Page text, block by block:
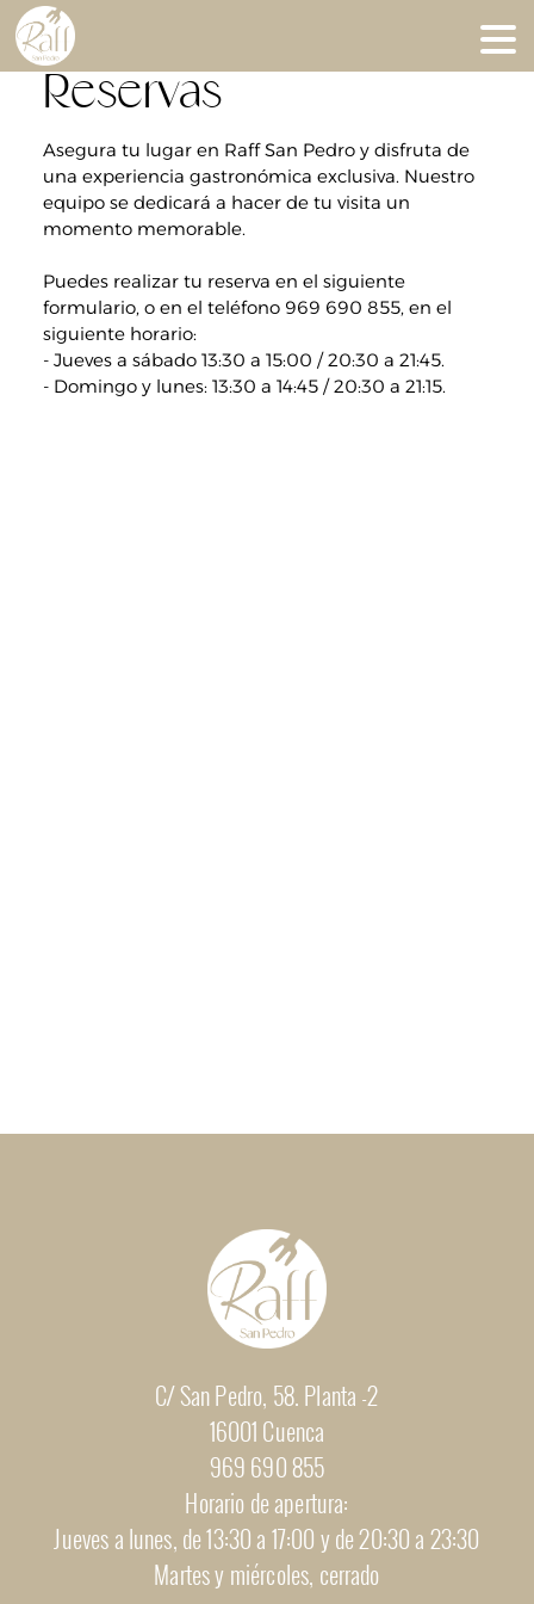
Raff San Pedro.
Reservas
Asegura tu lugar en Raff San Pedro y disfruta de
una experiencia gastronómica exclusiva. Nuestro
equipo se dedicará a hacer de tu visita un
momento memorable.
Puedes realizar tu reserva en el siguiente
formulario, o en el teléfono 969 690 855, en el
siguiente horario:
- Jueves a sábado 13:30 a 15:00 / 20:30 a 21:45.
- Domingo y lunes: 13:30 a 14:45 / 20:30 a 21:15.
C/ San Pedro, 58. Planta -2
16001 Cuenca
969 690 855
Horario de apertura:
Jueves a lunes, de 13:30 a 17:00 y de 20:30 a 23:30
Martes y miércoles, cerrado